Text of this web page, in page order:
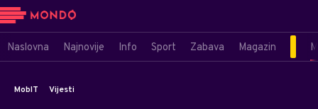
Naslovna Najnovije Info Sport Zabava Magazin
MobIT Vijesti